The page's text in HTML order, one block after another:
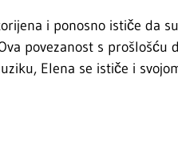
i ponosno ističe da
povezanost s
Elena se ističe i